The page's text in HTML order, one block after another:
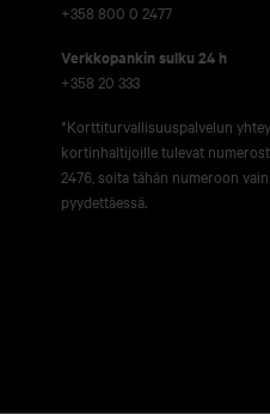
+358 800 0 2477
Verkko­pankin sulku 24 h
+358 20 333
*Korttiturvallisuuspalvelun
kortinhaltijoille tulevat
2476, soita tähän numeroon
pyydettäessä.